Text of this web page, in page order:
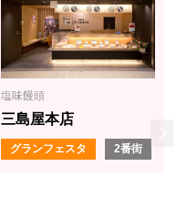
塩味饅頭
三島屋本店
グランフェスタ 2番街